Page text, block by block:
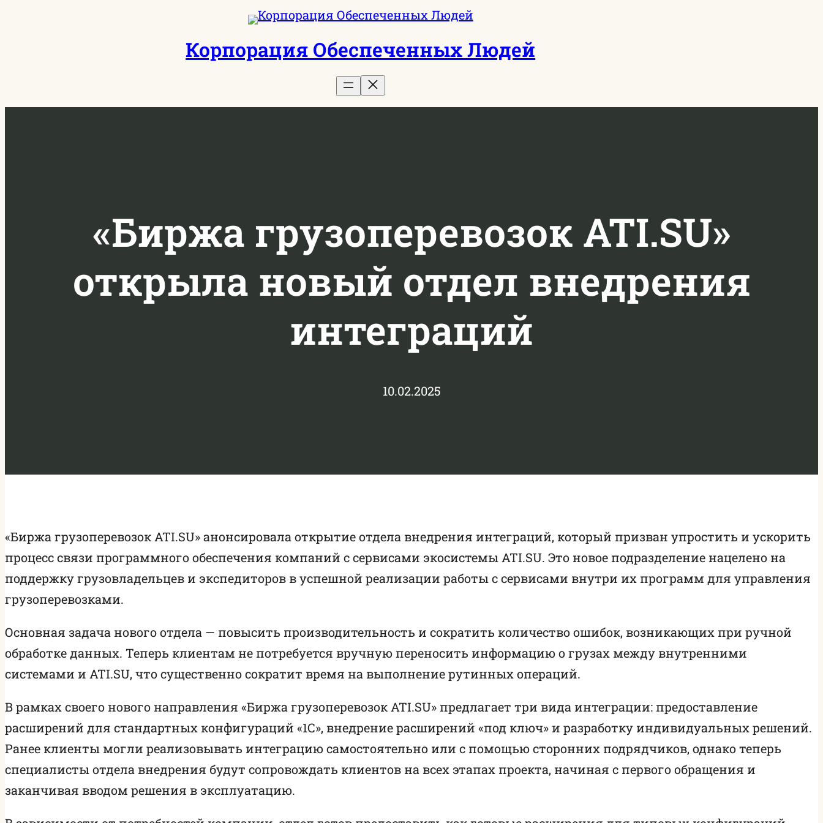
Корпорация Обеспеченных Людей
«Биржа грузоперевозок ATI.SU»
открыла новый отдел внедрения
интеграций
10.02.2025
«Биржа грузоперевозок ATI.SU» анонсировала открытие отдела внедрения интеграций, который призван упростить и ускорить
процесс связи программного обеспечения компаний с сервисами экосистемы ATI.SU. Это новое подразделение нацелено на
поддержку грузовладельцев и экспедиторов в успешной реализации работы с сервисами внутри их программ для управления
грузоперевозками.
Основная задача нового отдела — повысить производительность и сократить количество ошибок, возникающих при ручной
обработке данных. Теперь клиентам не потребуется вручную переносить информацию о грузах между внутренними
системами и ATI.SU, что существенно сократит время на выполнение рутинных операций.
В рамках своего нового направления «Биржа грузоперевозок ATI.SU» предлагает три вида интеграции: предоставление
расширений для стандартных конфигураций «1С», внедрение расширений «под ключ» и разработку индивидуальных решений.
Ранее клиенты могли реализовывать интеграцию самостоятельно или с помощью сторонних подрядчиков, однако теперь
специалисты отдела внедрения будут сопровождать клиентов на всех этапах проекта, начиная с первого обращения и
заканчивая вводом решения в эксплуатацию.